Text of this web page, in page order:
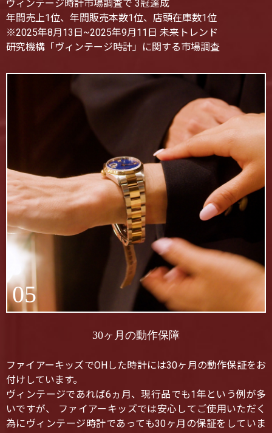
ヴィンテージ時計市場調査で 3冠達成
年間売上1位、年間販売本数1位、店頭在庫数1位
※2025年8月13日~2025年9月11日 未来トレンド
研究機構「ヴィンテージ時計」に関する市場調査
05
30ヶ月の動作保障
ファイアーキッズでOHした時計には30ヶ月の動作保証をお
付けしています。
ヴィンテージであれば6ヵ月、現行品でも1年という例が多
いですが、 ファイアーキッズでは安心してご使用いただく
為にヴィンテージ時計であっても30ヶ月の保証をしていま